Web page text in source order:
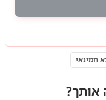
חמינאי
אותך?